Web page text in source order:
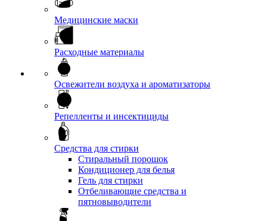
Медицинские маски
Расходные материалы
Освежители воздуха и ароматизаторы
Репелленты и инсектициды
Средства для стирки
Стиральный порошок
Кондиционер для белья
Гель для стирки
Отбеливающие средства и
пятновыводители